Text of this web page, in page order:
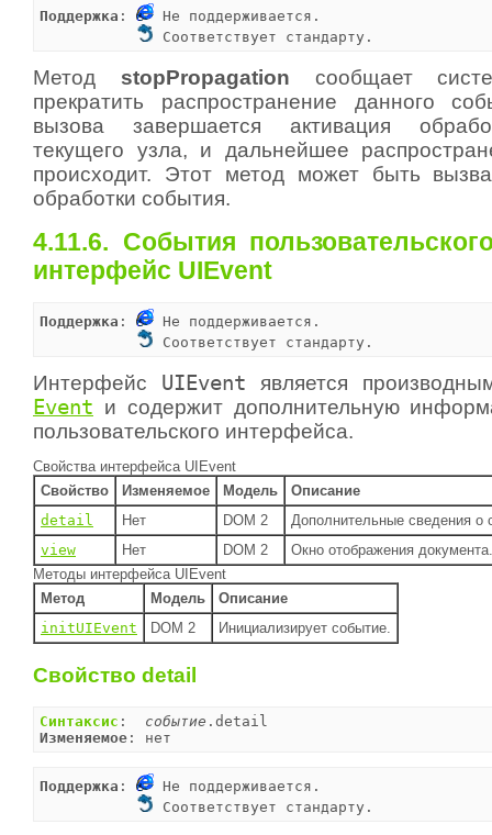
Поддержка :
Не поддерживается.
Соответствует стандарту.
Метод stopPropagation сообщает
прекратить распространение данного
вызова завершается активация
текущего узла, и дальнейшее
происходит. Этот метод может быть
обработки события.
4.11.6. События
интерфейс UIEvent
Поддержка :
Не поддерживается.
Соответствует стандарту.
Интерфейс UIEvent является
Event и содержит дополнительную
пользовательского интерфейса.
Свойства интерфейса UIEvent
Свойство
Изменяемое Модель
Описание
detail
Нет DOM 2
Дополнительные сведения о
view
Нет DOM 2
Окно отображения документа.
Методы интерфейса UIEvent
Метод
Модель
Описание
initUIEvent
DOM 2 Инициализирует событие.
Свойство detail
Синтаксис : событие
Изменяемое : нет
Поддержка :
Не поддерживается.
Соответствует стандарту.